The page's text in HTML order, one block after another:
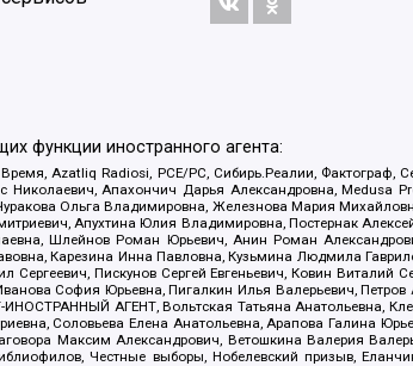
функции иностранного агента:
Azatliq Radiosi, PCE/PC, Сибирь.Реалии, Фактограф,
Апахончич Дарья Александровна, Medusa
Ольга Владимировна, Железнова Мария
Апухтина Юлия Владимировна, Постернак
Шлейнов Роман Юрьевич, Анин Роман
Карезина Инна Павловна, Кузьмина Людмила
Пискунов Сергей Евгеньевич, Ковин Виталий
София Юрьевна, Пигалкин Илья Валерьевич,
АГЕНТ, Вольтская Татьяна Анатольевна,
Соловьева Елена Анатольевна, Арапова Галина
Максим Александрович, Ветошкина Валерия
Честные выборы, Нобелевский призыв,